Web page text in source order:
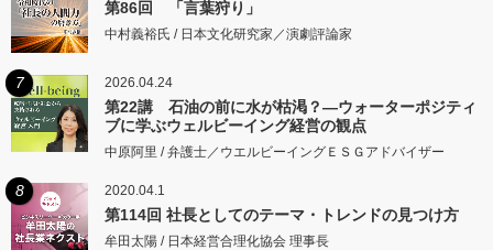
第86回 「言葉狩り」
中村義裕氏 / 日本文化研究家／演劇評論家
7 2026.04.24
第22講 石油の前に水が枯渇？―ウォーターポジティ
ブに学ぶウェルビーイング経営の観点
中原阿里 / 弁護士／ウエルビーイングＥＳＧアドバイザー
8 2020.04.1
第114回 社長としてのテーマ・トレンドの見つけ方
牟田太陽 / 日本経営合理化協会 理事長